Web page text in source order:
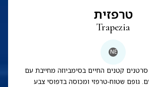
טרפזית
Trapezia
NE
קטנים החיים בסימביוזה מחייבת עם
גופם שטוח-טרפזי ומכוסה בדפוסי צבע